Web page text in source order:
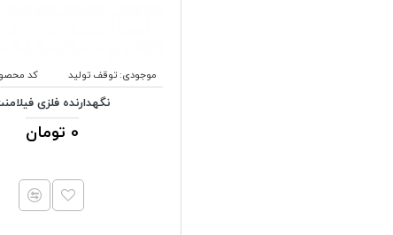
موجودی:توقف تولید کد
نگهدارنده فلزی
0 تومان